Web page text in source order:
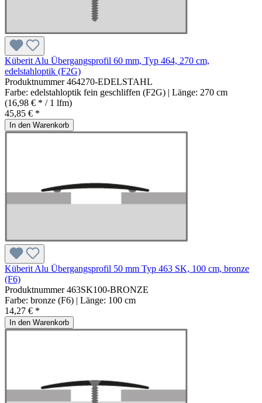
Küberit Alu Übergangsprofil 60 mm, Typ 464, 270 cm,
edelstahloptik (F2G)
Produktnummer464270-EDELSTAHL
Farbe: edelstahloptik fein geschliffen (F2G) | Länge: 270 cm
(16,98 € * / 1 lfm)
45,85 € *
In den Warenkorb
Küberit Alu Übergangsprofil 50 mm Typ 463 SK, 100 cm, bronze
(F6)
Produktnummer463SK100-BRONZE
Farbe: bronze (F6) | Länge: 100 cm
14,27 € *
In den Warenkorb